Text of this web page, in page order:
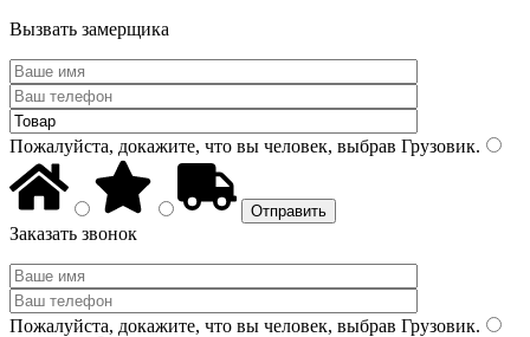
Вызвать замерщика
Пожалуйста, докажите, что вы человек, выбрав Грузовик.
Заказать звонок
Пожалуйста, докажите, что вы человек, выбрав Грузовик.